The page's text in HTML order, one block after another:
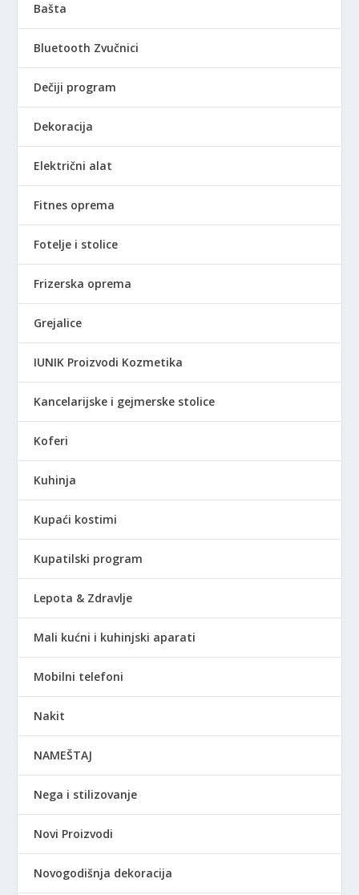
Bašta
Bluetooth Zvučnici
Dečiji program
Dekoracija
Električni alat
Fitnes oprema
Fotelje i stolice
Frizerska oprema
Grejalice
IUNIK Proizvodi Kozmetika
Kancelarijske i gejmerske stolice
Koferi
Kuhinja
Kupaći kostimi
Kupatilski program
Lepota & Zdravlje
Mali kućni i kuhinjski aparati
Mobilni telefoni
Nakit
NAMEŠTAJ
Nega i stilizovanje
Novi Proizvodi
Novogodišnja dekoracija